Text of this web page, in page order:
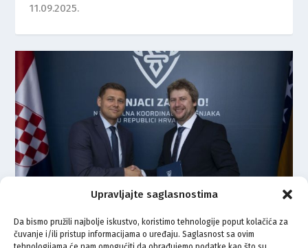
Upravljajte saglasnostima
Da bismo pružili najbolje iskustvo, koristimo tehnologije poput kolačića za
čuvanje i/ili pristup informacijama o uređaju. Saglasnost sa ovim
11.09.2025.
Potpisan memorandum: Snažnija